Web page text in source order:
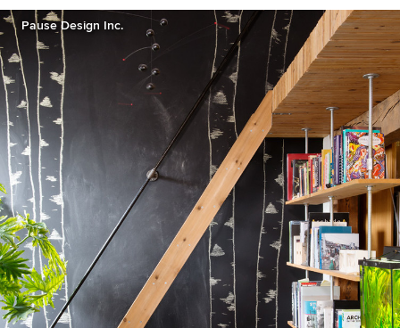
Pause Design Inc.